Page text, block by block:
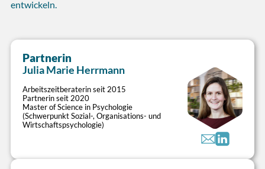
Schicht- und Dienstpläne
Mit maßgeschneiderten Modellen Mitarbeiter-,
Kunden- und Betriebsbelange in Einklang bringen
Lösung von Schicht- und Dienstplan-
Herausforderungen
Verlässlichkeit und Flexibilisierung von
Bereitstellung einfacher Tools zur
Dienststrukturen
entwickeln.
Partnerin
Julia Marie Herrmann
Arbeitszeitberaterin seit 2015
Partnerin seit 2020
Master of Science in Psychologie
(Schwerpunkt Sozial-, Organisations- und
Wirtschaftspsychologie)